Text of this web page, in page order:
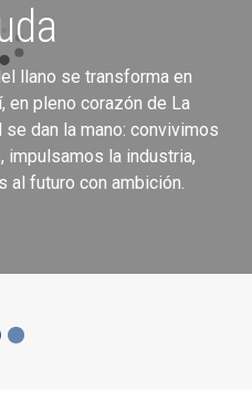
llano se transforma en
en pleno corazón de La
dan la mano: convivimos
impulsamos la industria,
al futuro con ambición.
la
ofrecen a través de la
Binéfar.